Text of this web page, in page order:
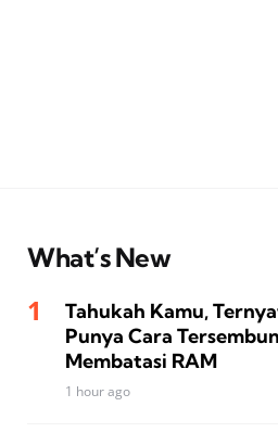
What’s New
Tahukah Kamu,
Punya Cara
Membatasi RAM
1 hour ago